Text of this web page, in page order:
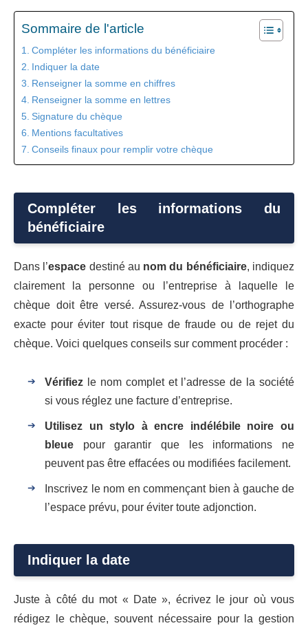
Sommaire de l'article
Compléter les informations du bénéficiaire
Indiquer la date
Renseigner la somme en chiffres
Renseigner la somme en lettres
Signature du chèque
Mentions facultatives
Conseils finaux pour remplir votre chèque
Compléter les informations du
bénéficiaire
Dans l’espace destiné au nom du bénéficiaire, indiquez
clairement la personne ou l’entreprise à laquelle le
chèque doit être versé. Assurez-vous de l’orthographe
exacte pour éviter tout risque de fraude ou de rejet du
chèque. Voici quelques conseils sur comment procéder :
Vérifiez le nom complet et l’adresse de la société
si vous réglez une facture d’entreprise.
Utilisez un stylo à encre indélébile noire ou
bleue pour garantir que les informations ne
peuvent pas être effacées ou modifiées facilement.
Inscrivez le nom en commençant bien à gauche de
l’espace prévu, pour éviter toute adjonction.
Indiquer la date
Juste à côté du mot « Date », écrivez le jour où vous
rédigez le chèque, souvent nécessaire pour la gestion